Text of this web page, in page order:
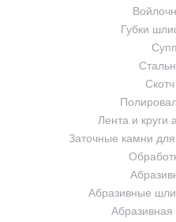
Губки
Лента и круги
Заточные камни
Абразивные
Абразивная